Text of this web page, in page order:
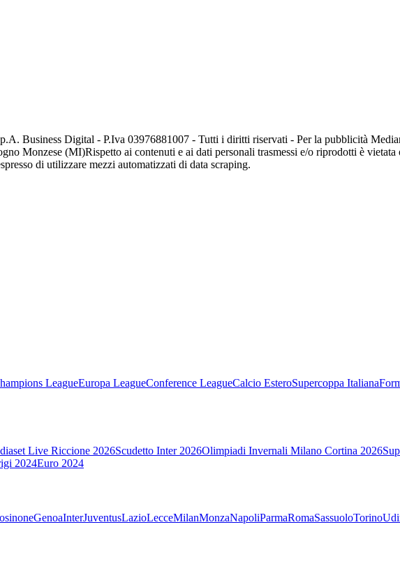
Business Digital - P.Iva 03976881007 - Tutti i diritti riservati - Per la pubblicità
Monzese (MI)Rispetto ai contenuti e ai dati personali trasmessi e/o riprodotti è
di utilizzare mezzi automatizzati di data scraping.
LeagueEuropa LeagueConference LeagueCalcio EsteroSupercoppa Italiana
Live Riccione 2026Scudetto Inter 2026Olimpiadi Invernali Milano Cortina 2026
2024Euro 2024
GenoaInterJuventusLazioLecceMilanMonzaNapoliParmaRomaSassuoloTorino